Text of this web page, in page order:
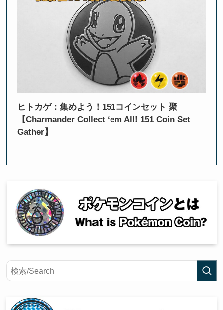
ヒトカゲ：集めよう！151コインセット 聚
【Charmander Collect ‘em All! 151 Coin Set
Gather】